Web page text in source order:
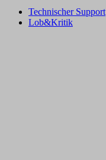
Technischer Support
Lob&Kritik